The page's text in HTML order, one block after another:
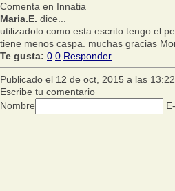
Comenta en Innatia
Maria.E. dice...
utilizadolo como esta escrito tengo el
tiene menos caspa. muchas gracias
Te gusta: 0 0 Responder
Publicado el 12 de oct, 2015 a las
Escribe tu comentario
Nombre